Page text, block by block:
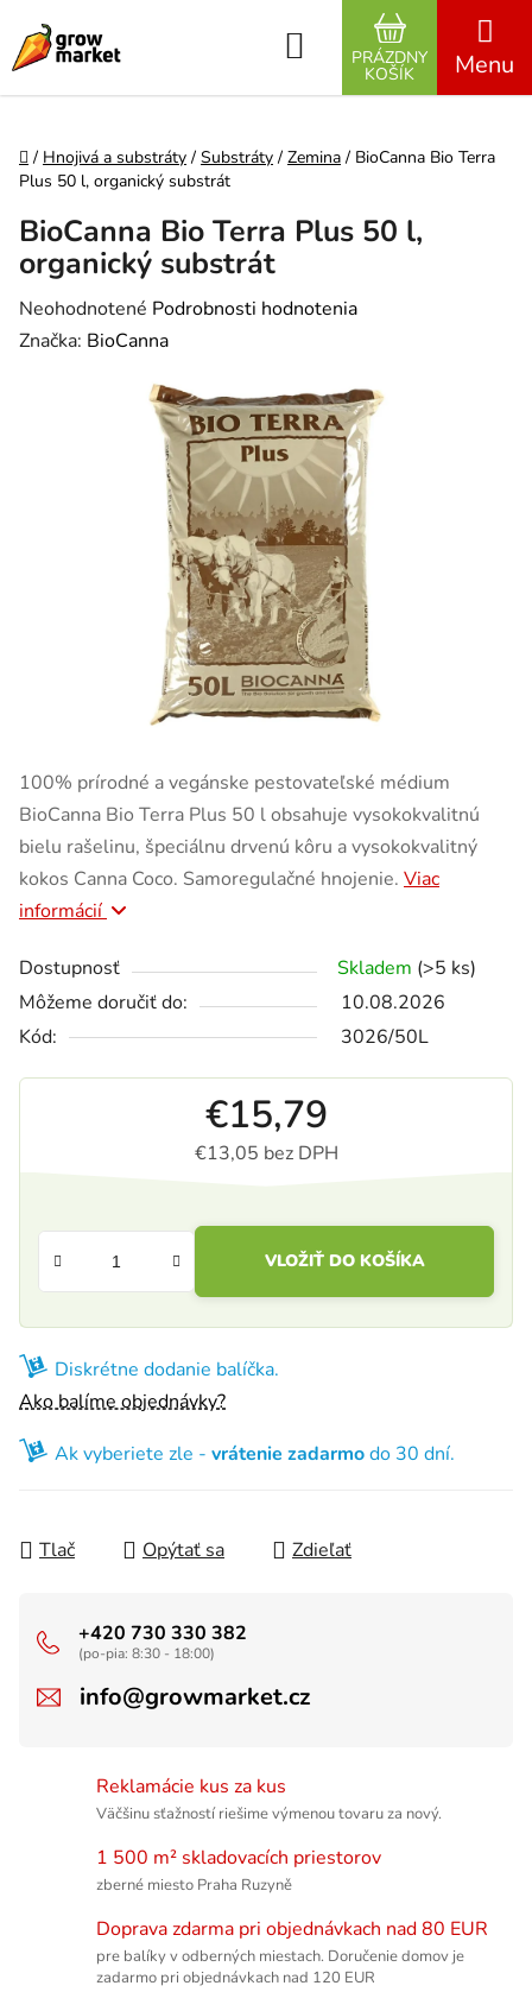
Hľadať
NÁKUPNÝ
PRÁZDNY
KOŠÍK
Domov
/ Hnojivá a substráty / Substráty / Zemina / BioCanna Bio Terra
Plus 50 l, organický substrát
100% prírodné a vegánske pestovateľské médium
BioCanna Bio Terra Plus 50 l obsahuje vysokokvalitnú
bielu rašelinu, špeciálnu drvenú kôru a vysokokvalitný
kokos Canna Coco. Samoregulačné hnojenie. Viac
informácií
Dostupnosť Skladem (>5 ks)
Môžeme doručiť do:
10.08.2026
Kód:
3026/50L
€15,79
€13,05 bez DPH
VLOŽIŤ DO KOŠÍKA
Diskrétne dodanie balíčka.
Ako balíme objednávky?
Ak vyberiete zle - vrátenie zadarmodo 30 dní.
Tlač Opýtať sa Zdieľať
+420 730 330 382
(po-pia: 8:30 - 18:00)
info@growmarket.cz
BioCanna Bio Terra Plus 50 l,
organický substrát
Priemerné hodnotenie produktu je 0,0 z 5 hviezdičiek.
Neohodnotené Podrobnosti hodnotenia
Značka: BioCanna
Reklamácie kus za kus
Väčšinu sťažností riešime výmenou tovaru za nový.
1 500 m² skladovacích priestorov
zberné miesto Praha Ruzyně
Doprava zdarma pri objednávkach nad 80 EUR
pre balíky v odberných miestach. Doručenie domov je
zadarmo pri objednávkach nad 120 EUR